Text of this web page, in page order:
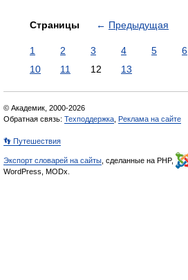
Страницы ← Предыдущая
1 2 3 4 5 6
10
11 12 13
© Академик, 2000-2026
Обратная связь: Техподдержка Реклама на сайте
👣 Путешествия
Экспорт словарей на сайты , сделанные на PHP,
WordPress, MODx.